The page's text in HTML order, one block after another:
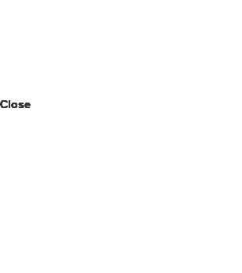
Close
Close
Close
Close
Close
Close
Close
Close